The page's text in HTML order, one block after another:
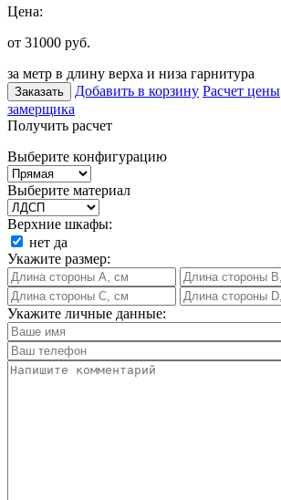
Цена:
от 31000 руб.
за метр в длину верха и низа гарнитура
Заказать Добавить в корзину Расчет цены
замерщика
Получить расчет
Выберите конфигурацию
Выберите материал
Верхние шкафы:
нет да
Укажите размер:
Укажите личные данные: